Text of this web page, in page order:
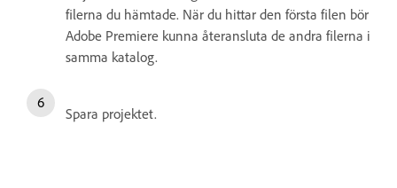
filerna du hämtade. När du hittar den första filen bör
Adobe Premiere kunna återansluta de andra filerna i
samma katalog.
Spara projektet.